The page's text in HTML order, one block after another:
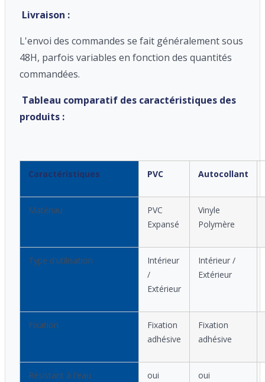
Livraison :
L'envoi des commandes se fait généralement sous
48H, parfois variables en fonction des quantités
commandées.
Tableau comparatif des caractéristiques des
produits :
Caractéristiques PVC Autocollant
Matériau
PVC
Expansé
Vinyle
Polymère
Type d'utilisation
Intérieur
/
Extérieur
Intérieur /
Extérieur
Fixation
Fixation
adhésive
Fixation
adhésive
Résistant à l'eau oui oui